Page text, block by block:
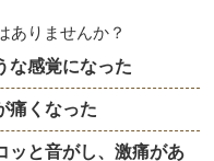
な感覚になった
痛くなった
ッと音がし、激痛があ